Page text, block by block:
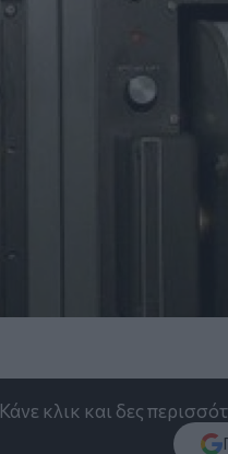
Κάνε κλικ και δες